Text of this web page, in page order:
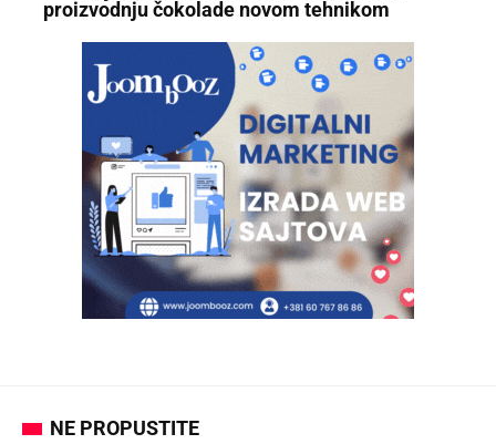
proizvodnju čokolade novom tehnikom
NE PROPUSTITE